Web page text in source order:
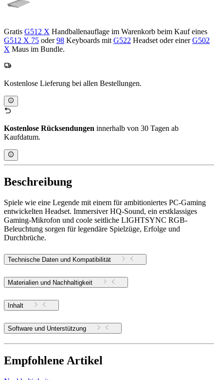
Gratis G512 X Handballenauflage im Warenkorb beim Kauf eines
G512 X 75 oder98 Keyboards mit G522 Headset oder einerG502
X Maus im Bundle.
Kostenlose Lieferung bei allen Bestellungen.
Kostenlose Rücksendungen innerhalb von 30 Tagen ab
Kaufdatum.
Beschreibung
Spiele wie eine Legende mit einem für ambitioniertes PC-Gaming
entwickelten Headset. Immersiver HQ-Sound, ein erstklassiges
Gaming-Mikrofon und coole seitliche LIGHTSYNC RGB-
Beleuchtung sorgen für legendäre Spielzüge, Erfolge und
Durchbrüche.
Technische Daten und Kompatibilität
Materialien und Nachhaltigkeit
Inhalt
Software und Unterstützung
Empfohlene Artikel